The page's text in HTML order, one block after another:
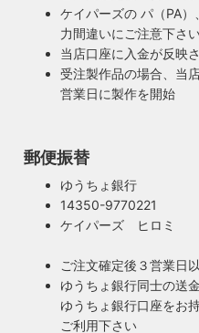
がダサいだけでせっかくの
す。ハイロミドットコムが
のインテリアや工業製品の
て飽きの来ない無垢さや素
イルでの提案にこだわってい
して近畿経済産業局へ特定
業者として届出を行っており
ケイパーズの パ（PA
力間違いにご注意下さ
当店口座に入金が反映
受注製作品の場合、当
営業日に製作を開始
郵便振替
ゆうちょ銀行
14350-9770221
ケイパーズ ヒロミ
ご注文確定後３営業日
ゆうちょ銀行同士の送
ゆうちょ銀行口座をお
ご利用下さい